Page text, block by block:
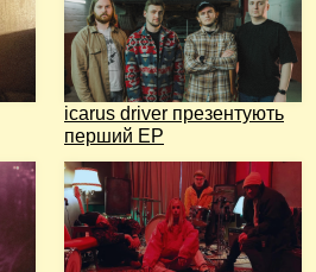
icarus driver презентують
перший EP